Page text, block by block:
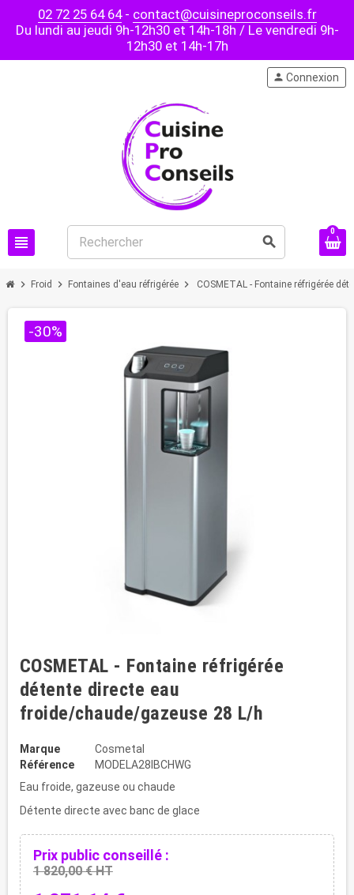
02 72 25 64 64- contact@cuisineproconseils.fr
Du lundi au jeudi 9h-12h30 et 14h-18h / Le vendredi 9h-
12h30 et 14h-17h
view_headline search
person Connexion
0
chevron_right Froid chevron_right Fontaines d'eau réfrigérée chevron_right COSMETAL - Fontaine réfrigérée
-30%
COSMETAL - Fontaine réfrigérée
détente directe eau
froide/chaude/gazeuse 28 L/h
Marque
Cosmetal
Référence
MODELA28IBCHWG
Eau froide, gazeuse ou chaude
Détente directe avec banc de glace
Prix public conseillé :
1 820,00 € HT